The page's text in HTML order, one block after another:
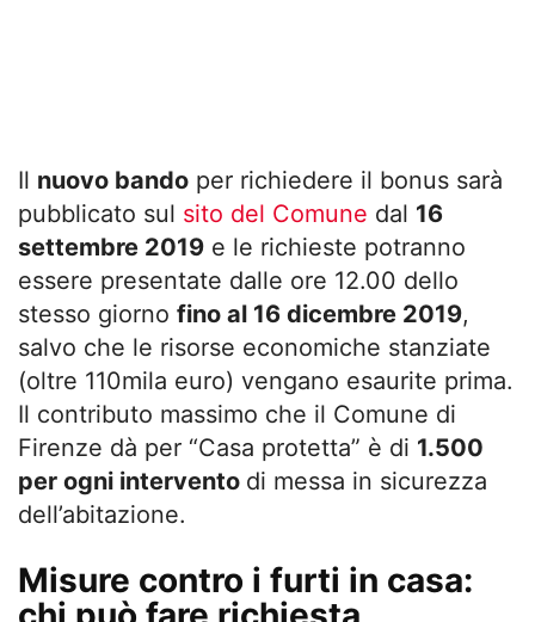
Il nuovo bando per richiedere il bonus sarà
pubblicato sul sito del Comune dal 16
settembre 2019 e le richieste potranno
essere presentate dalle ore 12.00 dello
stesso giorno fino al 16 dicembre 2019,
salvo che le risorse economiche stanziate
(oltre 110mila euro) vengano esaurite prima.
Il contributo massimo che il Comune di
Firenze dà per “Casa protetta” è di 1.500
per ogni intervento di messa in sicurezza
dell’abitazione.
Misure contro i furti in casa: